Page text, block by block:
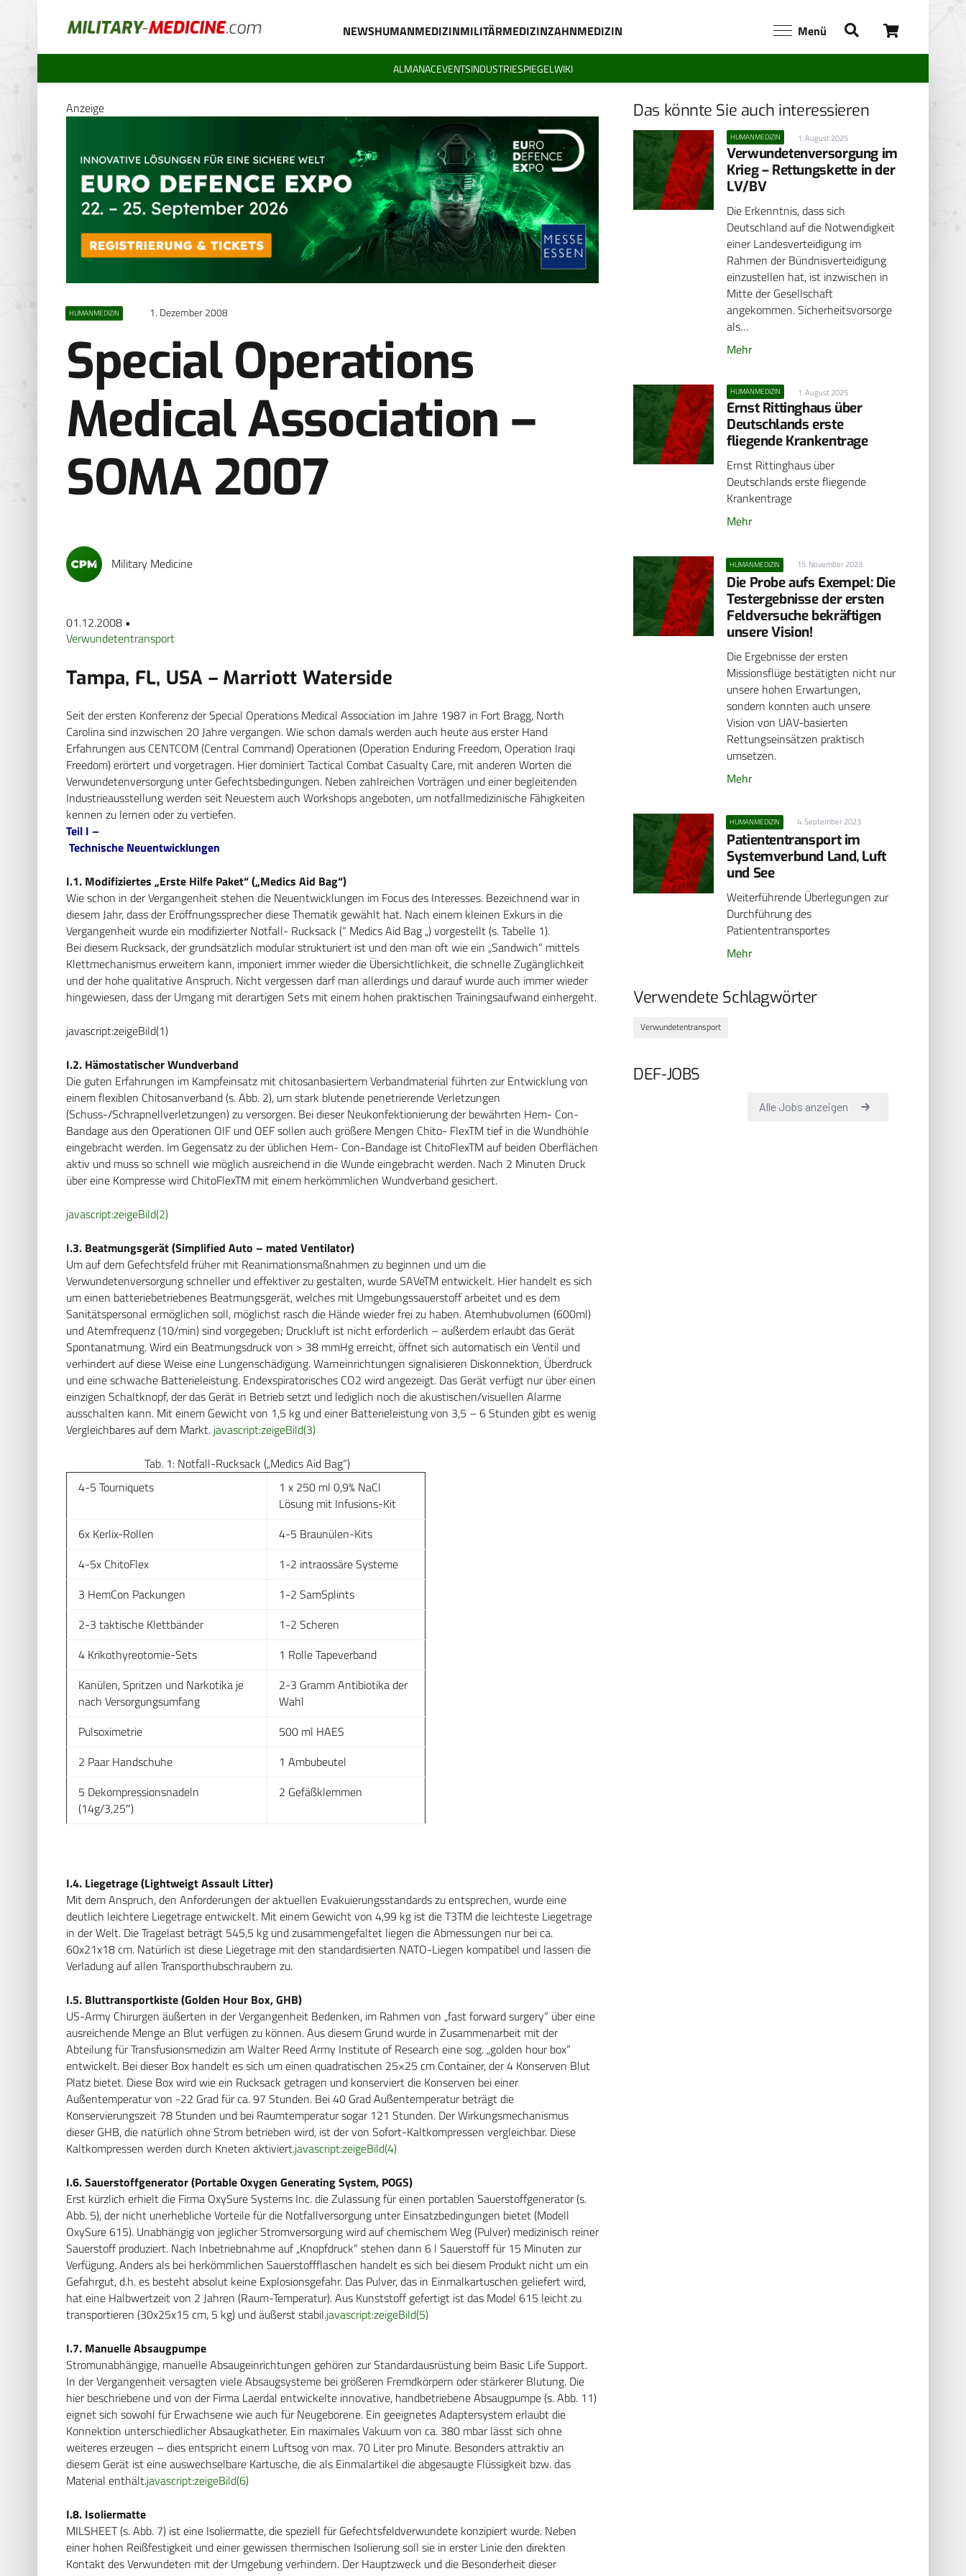
NEWSHUMANMEDIZINMILITÄRMEDIZINZAHNMEDIZIN Menü
ALMANACEVENTSINDUSTRIESPIEGELWIKI
Anzeige
HUMANMEDIZIN 1. Dezember 2008
Special Operations
Medical Association –
SOMA 2007
Military Medicine
01.12.2008 •
Verwundetentransport
Tampa, FL, USA – Marriott Waterside
Seit der ersten Konferenz der Special Operations Medical Association im Jahre 1987 in Fort Bragg, North
Carolina sind inzwischen 20 Jahre vergangen. Wie schon damals werden auch heute aus erster Hand
Erfahrungen aus CENTCOM (Central Command) Operationen (Operation Enduring Freedom, Operation Iraqi
Freedom) erörtert und vorgetragen. Hier dominiert Tactical Combat Casualty Care, mit anderen Worten die
Verwundetenversorgung unter Gefechtsbedingungen. Neben zahlreichen Vorträgen und einer begleitenden
Industrieausstellung werden seit Neuestem auch Workshops angeboten, um notfallmedizinische Fähigkeiten
kennen zu lernen oder zu vertiefen.
Teil I –
Technische Neuentwicklungen
I.1. Modifiziertes „Erste Hilfe Paket“ („Medics Aid Bag“)
Wie schon in der Vergangenheit stehen die Neuentwicklungen im Focus des Interesses. Bezeichnend war in
diesem Jahr, dass der Eröffnungssprecher diese Thematik gewählt hat. Nach einem kleinen Exkurs in die
Vergangenheit wurde ein modifizierter Notfall- Rucksack (“ Medics Aid Bag „) vorgestellt (s. Tabelle 1).
Bei diesem Rucksack, der grundsätzlich modular strukturiert ist und den man oft wie ein „Sandwich“ mittels
Klettmechanismus erweitern kann, imponiert immer wieder die Übersichtlichkeit, die schnelle Zugänglichkeit
und der hohe qualitative Anspruch. Nicht vergessen darf man allerdings und darauf wurde auch immer wieder
hingewiesen, dass der Umgang mit derartigen Sets mit einem hohen praktischen Trainingsaufwand einhergeht.
javascript:zeigeBild(1)
I.2. Hämostatischer Wundverband
Die guten Erfahrungen im Kampfeinsatz mit chitosanbasiertem Verbandmaterial führten zur Entwicklung von
einem flexiblen Chitosanverband (s. Abb. 2), um stark blutende penetrierende Verletzungen
(Schuss-/Schrapnellverletzungen) zu versorgen. Bei dieser Neukonfektionierung der bewährten Hem- Con-
Bandage aus den Operationen OIF und OEF sollen auch größere Mengen Chito- FlexTM tief in die Wundhöhle
eingebracht werden. Im Gegensatz zu der üblichen Hem- Con-Bandage ist ChitoFlexTM auf beiden Oberflächen
aktiv und muss so schnell wie möglich ausreichend in die Wunde eingebracht werden. Nach 2 Minuten Druck
über eine Kompresse wird ChitoFlexTM mit einem herkömmlichen Wundverband gesichert.
javascript:zeigeBild(2)
I.3. Beatmungsgerät (Simplified Auto – mated Ventilator)
Um auf dem Gefechtsfeld früher mit Reanimationsmaßnahmen zu beginnen und um die
Verwundetenversorgung schneller und effektiver zu gestalten, wurde SAVeTM entwickelt. Hier handelt es sich
um einen batteriebetriebenes Beatmungsgerät, welches mit Umgebungssauerstoff arbeitet und es dem
Sanitätspersonal ermöglichen soll, möglichst rasch die Hände wieder frei zu haben. Atemhubvolumen (600ml)
und Atemfrequenz (10/min) sind vorgegeben; Druckluft ist nicht erforderlich – außerdem erlaubt das Gerät
Spontanatmung. Wird ein Beatmungsdruck von > 38 mmHg erreicht, öffnet sich automatisch ein Ventil und
verhindert auf diese Weise eine Lungenschädigung. Warneinrichtungen signalisieren Diskonnektion, Überdruck
und eine schwache Batterieleistung. Endexspiratorisches CO2 wird angezeigt. Das Gerät verfügt nur über einen
einzigen Schaltknopf, der das Gerät in Betrieb setzt und lediglich noch die akustischen/visuellen Alarme
ausschalten kann. Mit einem Gewicht von 1,5 kg und einer Batterieleistung von 3,5 – 6 Stunden gibt es wenig
Vergleichbares auf dem Markt. javascript:zeigeBild(3)
Tab. 1: Notfall-Rucksack („Medics Aid Bag“)
4-5 Tourniquets
1 x 250 ml 0,9% NaCl
Lösung mit Infusions-Kit
6x Kerlix-Rollen
4-5 Braunülen-Kits
4-5x ChitoFlex
1-2 intraossäre Systeme
3 HemCon Packungen
1-2 SamSplints
2-3 taktische Klettbänder
1-2 Scheren
4 Krikothyreotomie-Sets
1 Rolle Tapeverband
Kanülen, Spritzen und Narkotika je
nach Versorgungsumfang
2-3 Gramm Antibiotika der
Wahl
Pulsoximetrie
500 ml HAES
2 Paar Handschuhe
1 Ambubeutel
5 Dekompressionsnadeln
(14g/3,25″)
2 Gefäßklemmen
I.4. Liegetrage (Lightweigt Assault Litter)
Mit dem Anspruch, den Anforderungen der aktuellen Evakuierungsstandards zu entsprechen, wurde eine
deutlich leichtere Liegetrage entwickelt. Mit einem Gewicht von 4,99 kg ist die T3TM die leichteste Liegetrage
in der Welt. Die Tragelast beträgt 545,5 kg und zusammengefaltet liegen die Abmessungen nur bei ca.
60x21x18 cm. Natürlich ist diese Liegetrage mit den standardisierten NATO-Liegen kompatibel und lassen die
Verladung auf allen Transporthubschraubern zu.
I.5. Bluttransportkiste (Golden Hour Box, GHB)
US-Army Chirurgen äußerten in der Vergangenheit Bedenken, im Rahmen von „fast forward surgery“ über eine
ausreichende Menge an Blut verfügen zu können. Aus diesem Grund wurde in Zusammenarbeit mit der
Abteilung für Transfusionsmedizin am Walter Reed Army Institute of Research eine sog. „golden hour box“
entwickelt. Bei dieser Box handelt es sich um einen quadratischen 25×25 cm Container, der 4 Konserven Blut
Platz bietet. Diese Box wird wie ein Rucksack getragen und konserviert die Konserven bei einer
Außentemperatur von -22 Grad für ca. 97 Stunden. Bei 40 Grad Außentemperatur beträgt die
Konservierungszeit 78 Stunden und bei Raumtemperatur sogar 121 Stunden. Der Wirkungsmechanismus
dieser GHB, die natürlich ohne Strom betrieben wird, ist der von Sofort-Kaltkompressen vergleichbar. Diese
Kaltkompressen werden durch Kneten aktiviert.javascript:zeigeBild(4)
I.6. Sauerstoffgenerator (Portable Oxygen Generating System, POGS)
Erst kürzlich erhielt die Firma OxySure Systems Inc. die Zulassung für einen portablen Sauerstoffgenerator (s.
Abb. 5), der nicht unerhebliche Vorteile für die Notfallversorgung unter Einsatzbedingungen bietet (Modell
OxySure 615). Unabhängig von jeglicher Stromversorgung wird auf chemischem Weg (Pulver) medizinisch reiner
Sauerstoff produziert. Nach Inbetriebnahme auf „Knopfdruck“ stehen dann 6 l Sauerstoff für 15 Minuten zur
Verfügung. Anders als bei herkömmlichen Sauerstoffflaschen handelt es sich bei diesem Produkt nicht um ein
Gefahrgut, d.h. es besteht absolut keine Explosionsgefahr. Das Pulver, das in Einmalkartuschen geliefert wird,
hat eine Halbwertzeit von 2 Jahren (Raum-Temperatur). Aus Kunststoff gefertigt ist das Model 615 leicht zu
transportieren (30x25x15 cm, 5 kg) und äußerst stabil.javascript:zeigeBild(5)
I.7. Manuelle Absaugpumpe
Stromunabhängige, manuelle Absaugeinrichtungen gehören zur Standardausrüstung beim Basic Life Support.
In der Vergangenheit versagten viele Absaugsysteme bei größeren Fremdkörpern oder stärkerer Blutung. Die
hier beschriebene und von der Firma Laerdal entwickelte innovative, handbetriebene Absaugpumpe (s. Abb. 11)
eignet sich sowohl für Erwachsene wie auch für Neugeborene. Ein geeignetes Adaptersystem erlaubt die
Konnektion unterschiedlicher Absaugkatheter. Ein maximales Vakuum von ca. 380 mbar lässt sich ohne
weiteres erzeugen – dies entspricht einem Luftsog von max. 70 Liter pro Minute. Besonders attraktiv an
diesem Gerät ist eine auswechselbare Kartusche, die als Einmalartikel die abgesaugte Flüssigkeit bzw. das
Material enthält.javascript:zeigeBild(6)
I.8. Isoliermatte
MILSHEET (s. Abb. 7) ist eine Isoliermatte, die speziell für Gefechtsfeldverwundete konzipiert wurde. Neben
einer hohen Reißfestigkeit und einer gewissen thermischen Isolierung soll sie in erster Linie den direkten
Kontakt des Verwundeten mit der Umgebung verhindern. Der Hauptzweck und die Besonderheit dieser
Das könnte Sie auch interessieren
HUMANMEDIZIN 1. August 2025
Verwundetenversorgung im
Krieg – Rettungskette in der
LV/BV
Die Erkenntnis, dass sich
Deutschland auf die Notwendigkeit
einer Landesverteidigung im
Rahmen der Bündnisverteidigung
einzustellen hat, ist inzwischen in
Mitte der Gesellschaft
angekommen. Sicherheitsvorsorge
als…
Mehr
HUMANMEDIZIN 1. August 2025
Ernst Rittinghaus über
Deutschlands erste
fliegende Krankentrage
Ernst Rittinghaus über
Deutschlands erste fliegende
Krankentrage
Mehr
HUMANMEDIZIN 15. November 2023
Die Probe aufs Exempel: Die
Testergebnisse der ersten
Feldversuche bekräftigen
unsere Vision!
Die Ergebnisse der ersten
Missionsflüge bestätigten nicht nur
unsere hohen Erwartungen,
sondern konnten auch unsere
Vision von UAV-basierten
Rettungseinsätzen praktisch
umsetzen.
Mehr
HUMANMEDIZIN 4. September 2023
Patiententransport im
Systemverbund Land, Luft
und See
Weiterführende Überlegungen zur
Durchführung des
Patiententransportes
Mehr
Verwendete Schlagwörter
Verwundetentransport
DEF-JOBS